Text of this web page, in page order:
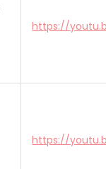
https://
https://